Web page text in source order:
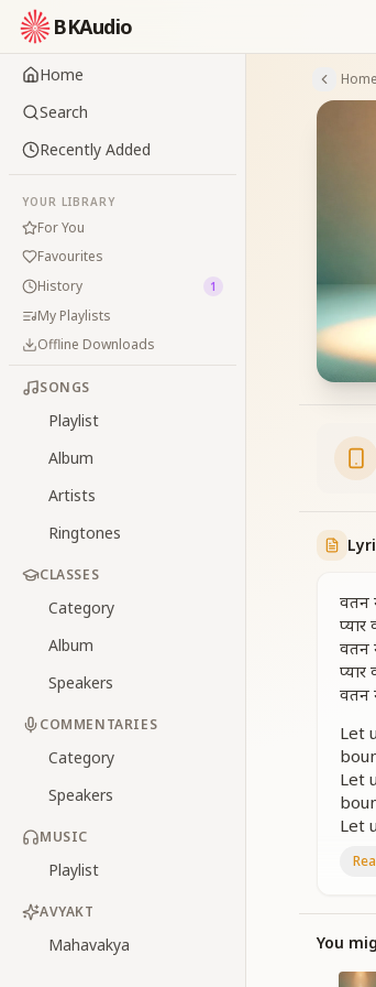
BKAudio
Home
Search
Recently Added
YOUR LIBRARY
For You
Favourites
History
1
My Playlists
Offline Downloads
SONGS
Playlist
Album
Artists
Ringtones
CLASSES
Category
Album
Speakers
COMMENTARIES
Category
Speakers
MUSIC
Playlist
AVYAKT
Mahavakya
Home
वतन
वतन
वतन
Let
Let
Let
चलो
You